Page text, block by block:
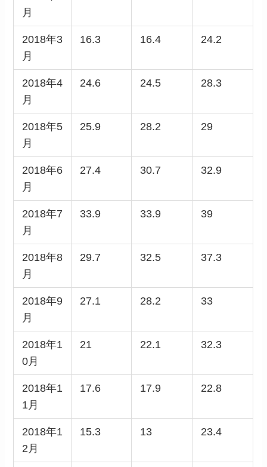
月
2018年3
月
16.3 16.4 24.2
2018年4
月
24.6 24.5 28.3
2018年5
月
25.9 28.2 29
2018年6
月
27.4 30.7 32.9
2018年7
月
33.9 33.9 39
2018年8
月
29.7 32.5 37.3
2018年9
月
27.1 28.2 33
2018年1
0月
21 22.1 32.3
2018年1
1月
17.6 17.9 22.8
2018年1
2月
15.3 13 23.4